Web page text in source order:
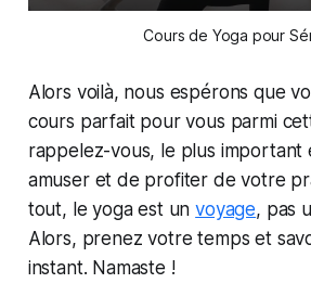
Cours de Yoga pour
Alors voilà, nous espérons que
cours parfait pour vous parmi
rappelez-vous, le plus important
amuser et de profiter de votre
tout, le yoga est unvoyage, pas
Alors, prenez votre temps et
instant. Namaste !